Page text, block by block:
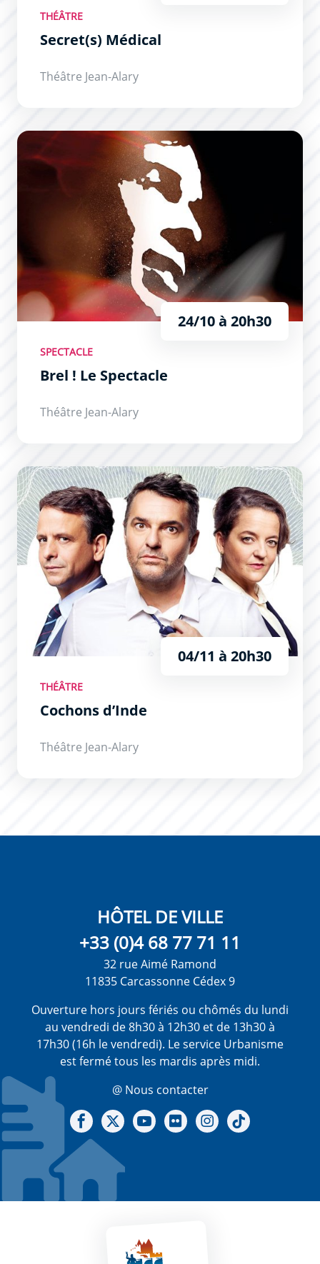
THÉÂTRE
Secret(s) Médical
Théâtre Jean-Alary
Brel ! Le Spectacle
24/10 à 20h30
SPECTACLE
Brel ! Le Spectacle
Théâtre Jean-Alary
Cochons d’Inde
04/11 à 20h30
THÉÂTRE
Cochons d’Inde
Théâtre Jean-Alary
HÔTEL DE VILLE
+33 (0)4 68 77 71 11
32 rue Aimé Ramond
11835 Carcassonne Cédex 9
Ouverture hors jours fériés ou chômés du lundi
au vendredi de 8h30 à 12h30 et de 13h30 à
17h30 (16h le vendredi). Le service Urbanisme
est fermé tous les mardis après midi.
@ Nous contacter
Notre Facebook
Notre X - (twitter)
Notre chaine Youtube
Notre Gallerie sur Flickr
Notre Instagram